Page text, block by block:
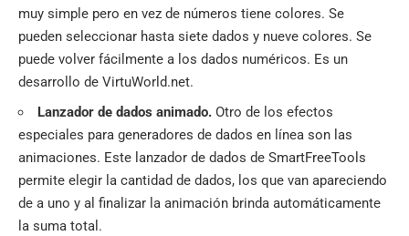
muy simple pero en vez de números tiene colores. Se
pueden seleccionar hasta siete dados y nueve colores. Se
puede volver fácilmente a los dados numéricos. Es un
desarrollo de VirtuWorld.net.
Lanzador de dados animado. Otro de los efectos
especiales para generadores de dados en línea son las
animaciones. Este lanzador de dados de SmartFreeTools
permite elegir la cantidad de dados, los que van apareciendo
de a uno y al finalizar la animación brinda automáticamente
la suma total.